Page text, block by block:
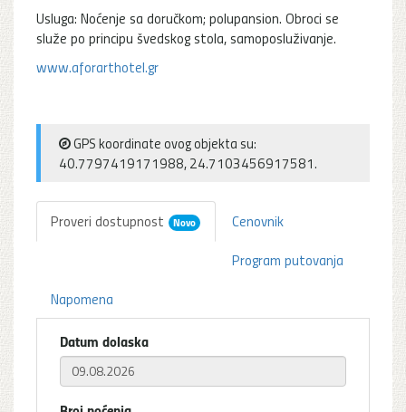
Usluga: Noćenje sa doručkom; polupansion. Obroci se
služe po principu švedskog stola, samoposluživanje.
www.aforarthotel.gr
GPS koordinate ovog objekta su:
40.7797419171988, 24.7103456917581.
Proveri dostupnost Novo
Cenovnik
Program putovanja
Napomena
Datum dolaska